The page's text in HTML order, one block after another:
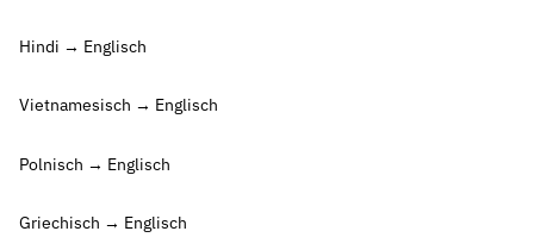
Hindi → Englisch
Vietnamesisch → Englisch
Polnisch → Englisch
Griechisch → Englisch